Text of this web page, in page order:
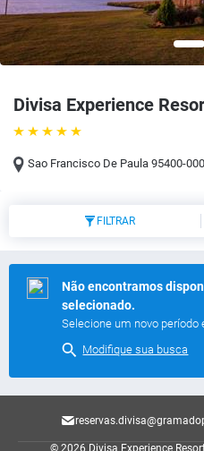
Divisa Experience
Sao Francisco De Paula 95400-000
FILTRAR
Não encontramos
selecionado.
Selecione um novo período
Modifique sua busca
© 2026 Divisa Experience